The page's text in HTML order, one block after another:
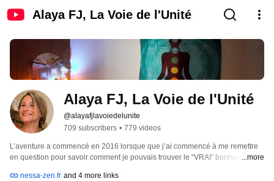
Alaya FJ, La Voie de l'Unité
Alaya FJ, La Voie de l'Unité
@alayafjlavoiedelunite
709 subscribers • 779 videos
L’aventure a commencé en 2016 lorsque que j’ai commencé à me remettre
en question pour savoir comment je pouvais trouver le “VRAI” bonheur qui
...more
nessa-zen.fr and 4 more links